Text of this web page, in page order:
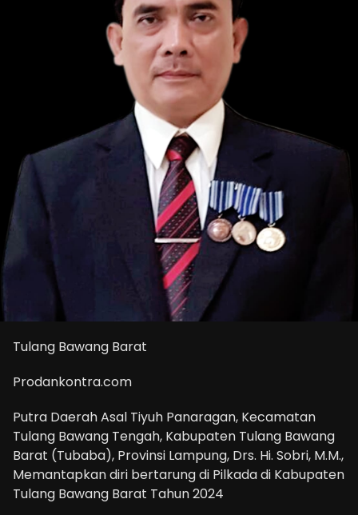
Tulang Bawang Barat
Prodankontra.com
Putra Daerah Asal Tiyuh Panaragan, Kecamatan
Tulang Bawang Tengah, Kabupaten Tulang Bawang
Barat (Tubaba), Provinsi Lampung, Drs. Hi. Sobri, M.M.,
Memantapkan diri bertarung di Pilkada di Kabupaten
Tulang Bawang Barat Tahun 2024